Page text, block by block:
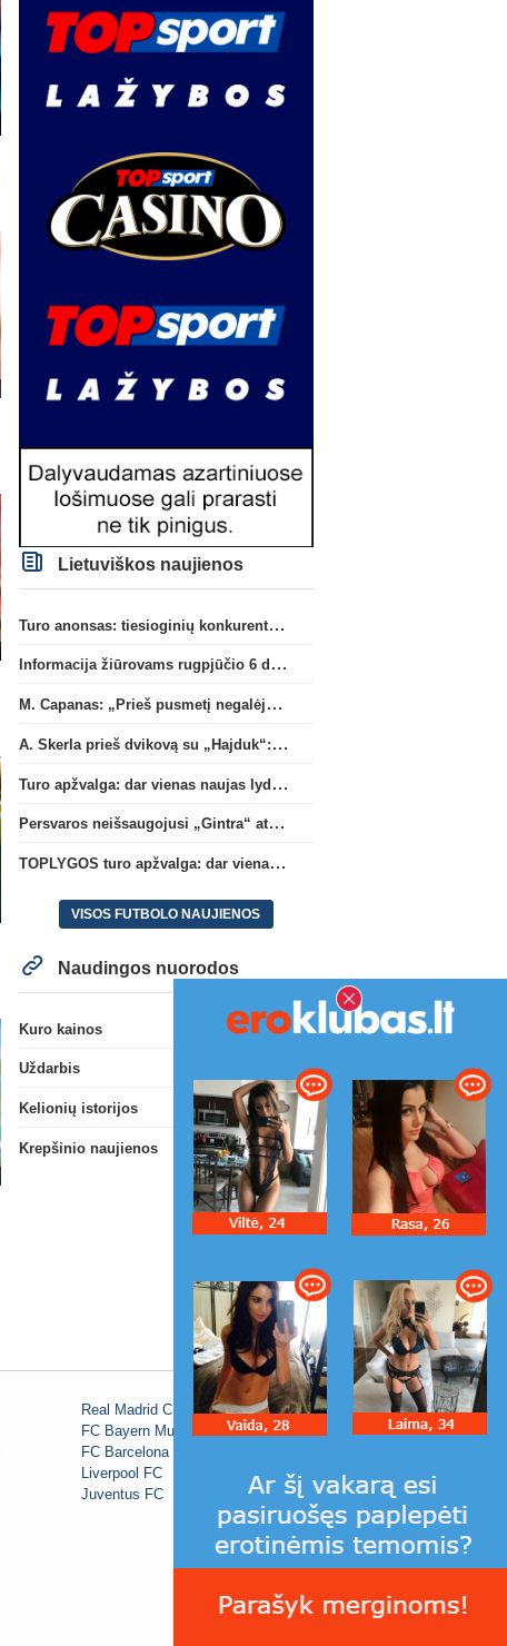
Lietuviškos naujienos
Turo anonsas: tiesioginių konkurentų dvikova Gargžduose
Informacija žiūrovams rugpjūčio 6 d. UEFA rungtynėms
M. Capanas: „Prieš pusmetį negalėjau net įsivaizduoti, kad žaisime prieš „Hajduk“
A. Skerla prieš dvikovą su „Hajduk“: „Tai kito kalibro komanda“
Turo apžvalga: dar vienas naujas lyderis
Persvaros neišsaugojusi „Gintra“ atrankos pusfinalyje nusileido Škotijos čempionėms
TOPLYGOS turo apžvalga: dar vienas naujas lyderis
VISOS FUTBOLO NAUJIENOS
Naudingos nuorodos
Kuro kainos
Uždarbis
Kelionių istorijos
Krepšinio naujienos
Real Madrid C.F.
FC Bayern Munich
FC Barcelona
Liverpool FC
Juventus FC